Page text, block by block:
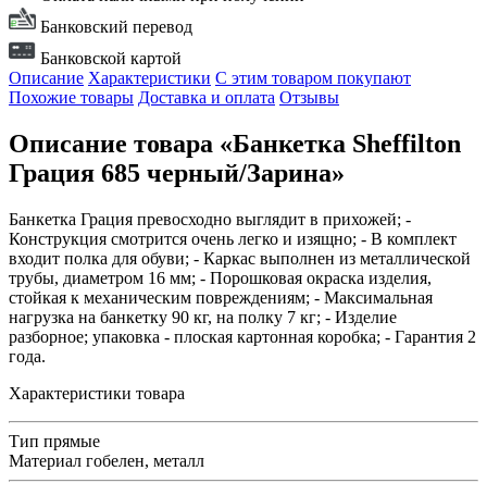
Банковский перевод
Банковской картой
Описание Характеристики С этим товаром покупают
Похожие товары Доставка и оплата Отзывы
Описание товара «Банкетка Sheffilton
Грация 685 черный/Зарина»
Банкетка Грация превосходно выглядит в прихожей; -
Конструкция смотрится очень легко и изящно; - В комплект
входит полка для обуви; - Каркас выполнен из металлической
трубы, диаметром 16 мм; - Порошковая окраска изделия,
стойкая к механическим повреждениям; - Максимальная
нагрузка на банкетку 90 кг, на полку 7 кг; - Изделие
разборное; упаковка - плоская картонная коробка; - Гарантия 2
года.
Характеристики товара
Тип прямые
Материал гобелен, металл